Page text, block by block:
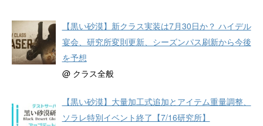
【黒い砂漠】新クラス実装は7月30日か？ ハイデル
宴会、研究所変則更新、シーズンパス刷新から今後
を予想
@ クラス全般
【黒い砂漠】大量加工式追加とアイテム重量調整、
ソラレ特別イベント終了【7/16研究所】